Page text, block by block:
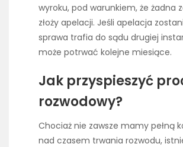
wyroku, pod warunkiem, że żadna
złoży apelacji. Jeśli apelacja
sprawa trafia do sądu drugiej
może potrwać kolejne miesiące.
Jak przyspieszyć
rozwodowy?
Chociaż nie zawsze mamy pełną
nad czasem trwania rozwodu,